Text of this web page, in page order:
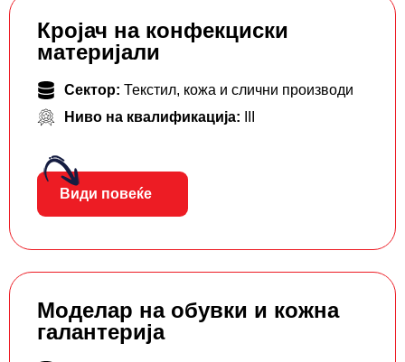
Кројач на конфекциски
материјали
Сектор: Текстил, кожа и слични производи
Ниво на квалификација:
Види повеќе
Моделар на обувки и кожна
галантерија